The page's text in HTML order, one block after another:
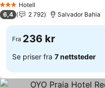
3 StjernerHotell
6,4 2 792 Salvador Bahia
Fra 236 kr
Se priser fra 7 nettsteder